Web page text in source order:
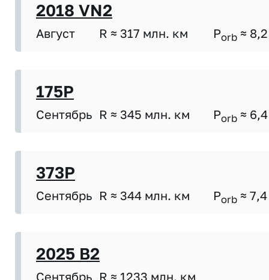
2018 VN2
Август R ≈ 317 млн. км Porb ≈ 8,2
175P
Сентябрь R ≈ 345 млн. км Porb ≈ 6,4
373P
Сентябрь R ≈ 344 млн. км Porb ≈ 7,4
2025 B2
Сентябрь R ≈ 1233 млн. км